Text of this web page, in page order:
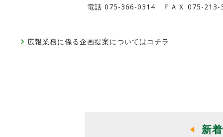
電話 075-366-0314 ＦＡＸ 075-213-
広報業務に係る企画提案についてはコチラ
新